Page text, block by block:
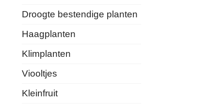
Droogte bestendige planten
Haagplanten
Klimplanten
Viooltjes
Kleinfruit